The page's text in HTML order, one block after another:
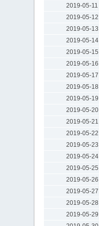
2019-05-11
2019-05-12
2019-05-13
2019-05-14
2019-05-15
2019-05-16
2019-05-17
2019-05-18
2019-05-19
2019-05-20
2019-05-21
2019-05-22
2019-05-23
2019-05-24
2019-05-25
2019-05-26
2019-05-27
2019-05-28
2019-05-29